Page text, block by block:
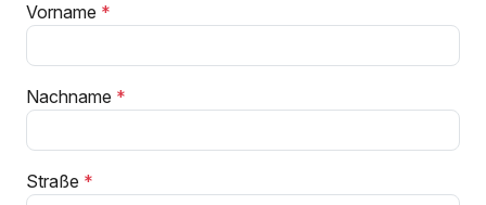
Vorname
Nachname
Straße